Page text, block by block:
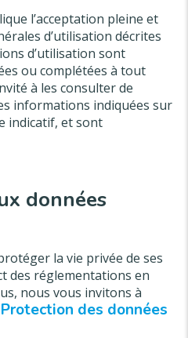
l’acceptation pleine et
d’utilisation décrites
d’utilisation sont
ou complétées à tout
à les consulter de
informations indiquées sur
indicatif, et sont
données
la vie privée de ses
des réglementations en
nous vous invitons à
Protection des données